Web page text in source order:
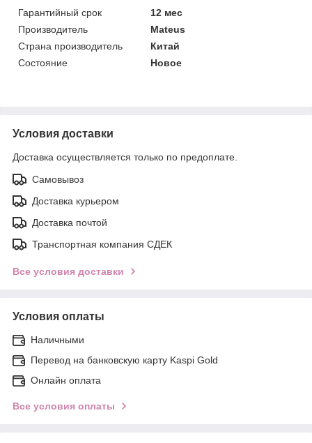
Гарантийный срок
12 мес
Производитель
Mateus
Страна производитель
Китай
Состояние
Новое
Условия доставки
Доставка осуществляется только по предоплате.
Самовывоз
Доставка курьером
Доставка почтой
Транспортная компания СДЕК
Все условия доставки
Условия оплаты
Наличными
Перевод на банковскую карту Kaspi Gold
Онлайн оплата
Все условия оплаты